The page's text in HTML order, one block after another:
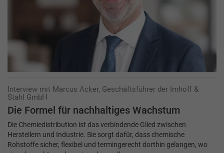
Interview mit Marcus Acker, Geschäftsführer der Imhoff &
Stahl GmbH
Die Formel für nachhaltiges Wachstum
Die Chemiedistribution ist das verbindende Glied zwischen
Herstellern und Industrie. Sie sorgt dafür, dass chemische
Rohstoffe sicher, flexibel und termingerecht dorthin gelangen, wo